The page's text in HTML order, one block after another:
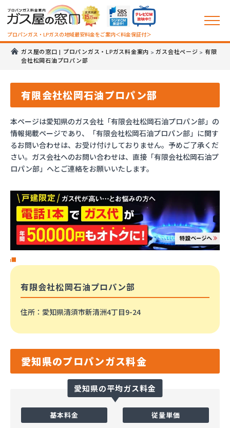
プロパンガス・LPガスの地域最安料金をご案内＜料金保証付＞
ガス屋の窓口 | プロパンガス・LPガス料金案内 >ガス会社ページ > 有限
会社松岡石油プロパン部
有限会社松岡石油プロパン部
本ページは愛知県のガス会社「有限会社松岡石油プロパン部」の
情報掲載ページであり、「有限会社松岡石油プロパン部」に関す
るお問い合わせは、お受け付けしておりません。予めご了承くだ
さい。ガス会社へのお問い合わせは、直接「有限会社松岡石油プ
ロパン部」へとご連絡をお願いいたします。
有限会社松岡石油プロパン部
住所 ：愛知県清須市新清洲4丁目9-24
愛知県のプロパンガス料金
愛知県の平均ガス料金
基本料金 従量単価